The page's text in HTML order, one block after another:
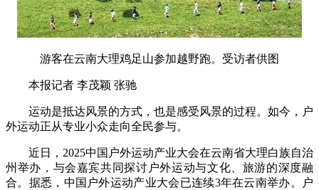
游客在云南大理鸡足山参加越野跑。受访者供图
本报记者 李茂颖 张驰
运动是抵达风景的方式，也是感受风景的过程。如今，户
外运动正从专业小众走向全民参与。
近日，2025中国户外运动产业大会在云南省大理白族自治
州举办，与会嘉宾共同探讨户外运动与文化、旅游的深度融
合。据悉，中国户外运动产业大会已连续3年在云南举办。户